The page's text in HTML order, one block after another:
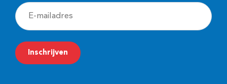
E
-
m
a
Inschrijven